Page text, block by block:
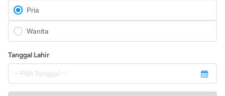
Pria
Wanita
Tanggal Lahir